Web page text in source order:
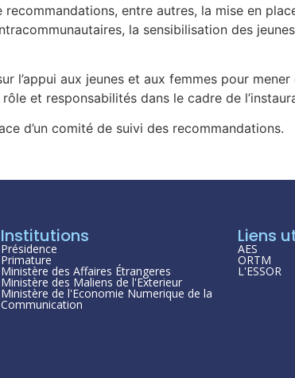
entre autres, la mise en
la sensibilisation des
l’appui aux jeunes et aux femmes pour
et responsabilités dans le cadre de
d’un comité de suivi des recommandations.
Institutions
Présidence
Primature
Ministère des Affaires Étrangeres
Ministère des Maliens de l'Exterieur
Ministère de l'Economie Numerique de la
Communication
Liens
AES
ORTM
L'ESSOR